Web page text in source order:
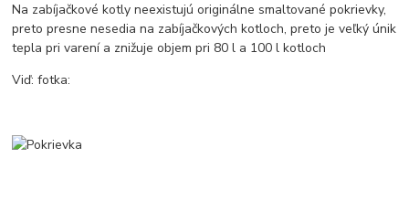
Na zabíjačkové kotly neexistujú originálne smaltované pokrievky,
preto presne nesedia na zabíjačkových kotloch, preto je veľký únik
tepla pri varení a znižuje objem pri 80 l a 100 l kotloch
Viď: fotka: